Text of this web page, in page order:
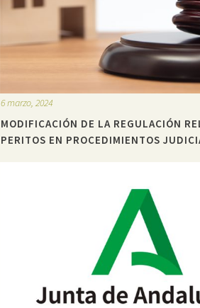
6 marzo, 2024
MODIFICACIÓN DE LA REGULACIÓN
PERITOS EN PROCEDIMIENTOS